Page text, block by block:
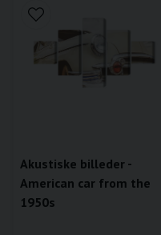
Akustiske billeder -
American car from the
1950s